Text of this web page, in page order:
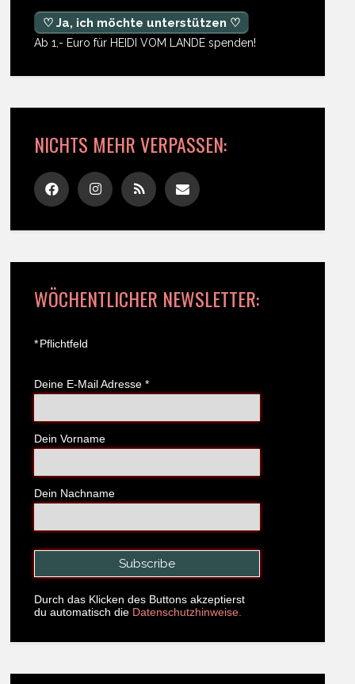
♡ Ja, ich möchte unterstützen ♡
Ab 1,- Euro für HEIDI VOM LANDE spenden!
NICHTS MEHR VERPASSEN:
WÖCHENTLICHER NEWSLETTER:
*Pflichtfeld
Deine E-Mail Adresse *
Dein Vorname
Dein Nachname
Durch das Klicken des Buttons akzeptierst
du automatisch die Datenschutzhinweise.